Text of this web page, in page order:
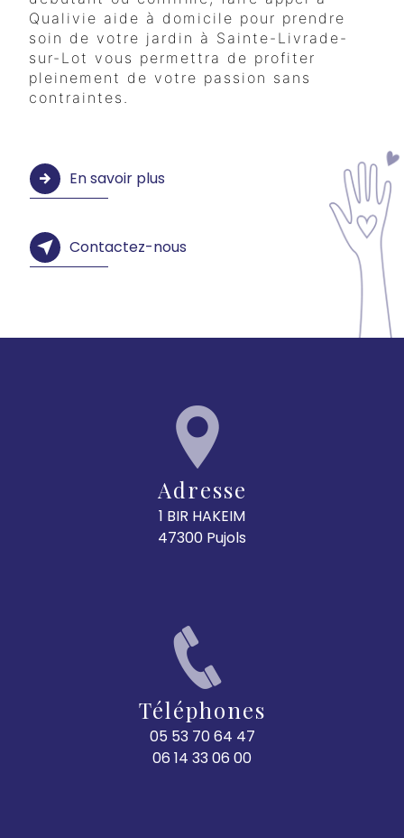
Qualivie aide à domicile pour prendre
soin de votre jardin à Sainte-Livrade-
sur-Lot vous permettra de profiter
pleinement de votre passion sans
contraintes.
En savoir plus
Contactez-nous
Adresse
1 BIR HAKEIM
47300 Pujols
Téléphones
05 53 70 64 47
06 14 33 06 00